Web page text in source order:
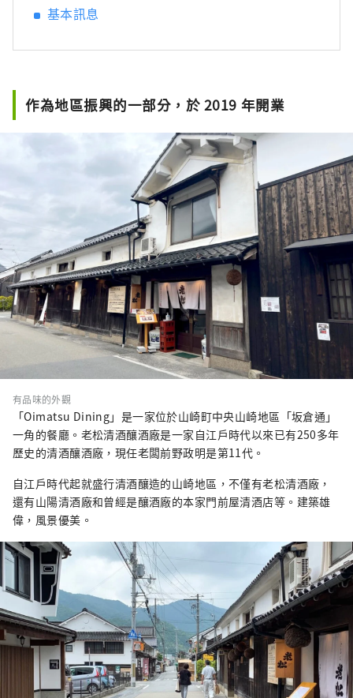
基本訊息
作為地區振興的一部分，於 2019 年開業
有品味的外觀
「Oimatsu Dining」是一家位於山崎町中央山崎地區「坂倉通」
一角的餐廳。老松清酒釀酒廠是一家自江戶時代以來已有250多年
歷史的清酒釀酒廠，現任老闆前野政明是第11代。
自江戶時代起就盛行清酒釀造的山崎地區，不僅有老松清酒廠，
還有山陽清酒廠和曾經是釀酒廠的本家門前屋清酒店等。建築雄
偉，風景優美。